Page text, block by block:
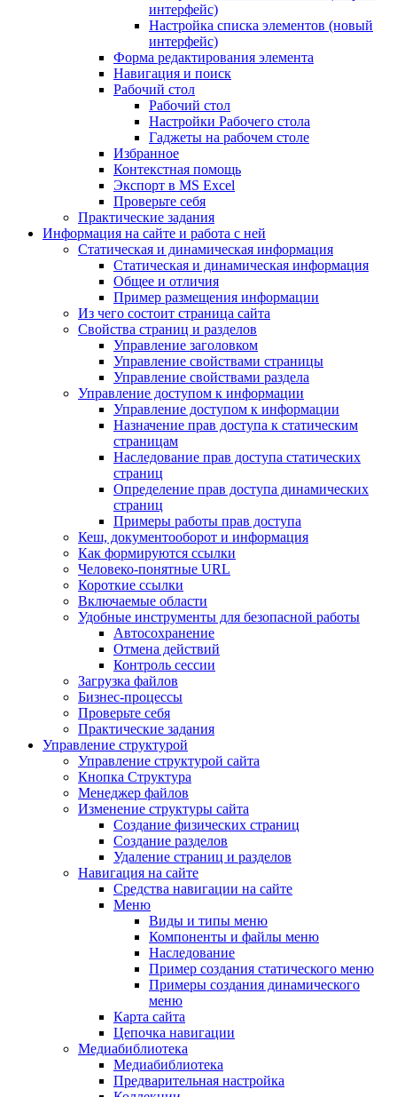
интерфейс)
Настройка списка элементов (новый
интерфейс)
Форма редактирования элемента
Навигация и поиск
Рабочий стол
Рабочий стол
Настройки Рабочего стола
Гаджеты на рабочем столе
Избранное
Контекстная помощь
Экспорт в MS Excel
Проверьте себя
Практические задания
Информация на сайте и работа с ней
Статическая и динамическая информация
Статическая и динамическая информация
Общее и отличия
Пример размещения информации
Из чего состоит страница сайта
Свойства страниц и разделов
Управление заголовком
Управление свойствами страницы
Управление свойствами раздела
Управление доступом к информации
Управление доступом к информации
Назначение прав доступа к статическим
страницам
Наследование прав доступа статических
страниц
Определение прав доступа динамических
страниц
Примеры работы прав доступа
Кеш, документооборот и информация
Как формируются ссылки
Человеко-понятные URL
Короткие ссылки
Включаемые области
Удобные инструменты для безопасной работы
Автосохранение
Отмена действий
Контроль сессии
Загрузка файлов
Бизнес-процессы
Проверьте себя
Практические задания
Управление структурой
Управление структурой сайта
Кнопка Структура
Менеджер файлов
Изменение структуры сайта
Создание физических страниц
Создание разделов
Удаление страниц и разделов
Навигация на сайте
Средства навигации на сайте
Меню
Виды и типы меню
Компоненты и файлы меню
Наследование
Пример создания статического меню
Примеры создания динамического
меню
Карта сайта
Цепочка навигации
Медиабиблиотека
Медиабиблиотека
Предварительная настройка